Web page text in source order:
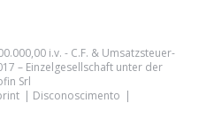
i.v. - C.F. & Umsatzsteuer-
– Einzelgesellschaft unter der
Srl
Disconoscimento